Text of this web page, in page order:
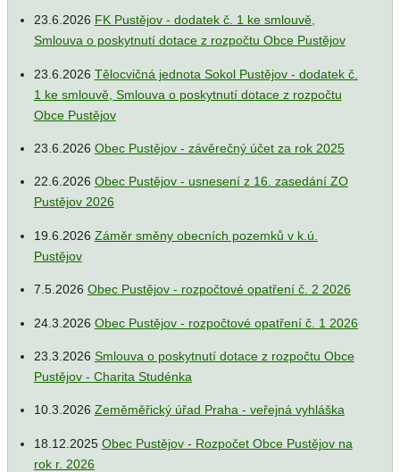
23.6.2026 FK Pustějov - dodatek č. 1 ke smlouvě,
Smlouva o poskytnutí dotace z rozpočtu Obce Pustějov
23.6.2026 Tělocvičná jednota Sokol Pustějov - dodatek č.
1 ke smlouvě, Smlouva o poskytnutí dotace z rozpočtu
Obce Pustějov
23.6.2026 Obec Pustějov - závěrečný účet za rok 2025
22.6.2026 Obec Pustějov - usnesení z 16. zasedání ZO
Pustějov 2026
19.6.2026 Záměr směny obecních pozemků v k.ú.
Pustějov
7.5.2026 Obec Pustějov - rozpočtové opatření č. 2 2026
24.3.2026 Obec Pustějov - rozpočtové opatření č. 1 2026
23.3.2026 Smlouva o poskytnutí dotace z rozpočtu Obce
Pustějov - Charita Studénka
10.3.2026 Zeměměřický úřad Praha - veřejná vyhláška
18.12.2025 Obec Pustějov - Rozpočet Obce Pustějov na
rok r. 2026